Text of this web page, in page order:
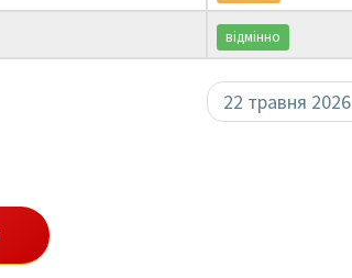
відмінно
22 травня 2026